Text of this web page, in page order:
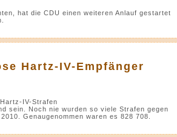
hat die CDU einen weiteren Anlauf gestartet
Hartz-IV-Empfänger
IV-Strafen
sein. Noch nie wurden so viele Strafen gegen
Genaugenommen waren es 828 708.